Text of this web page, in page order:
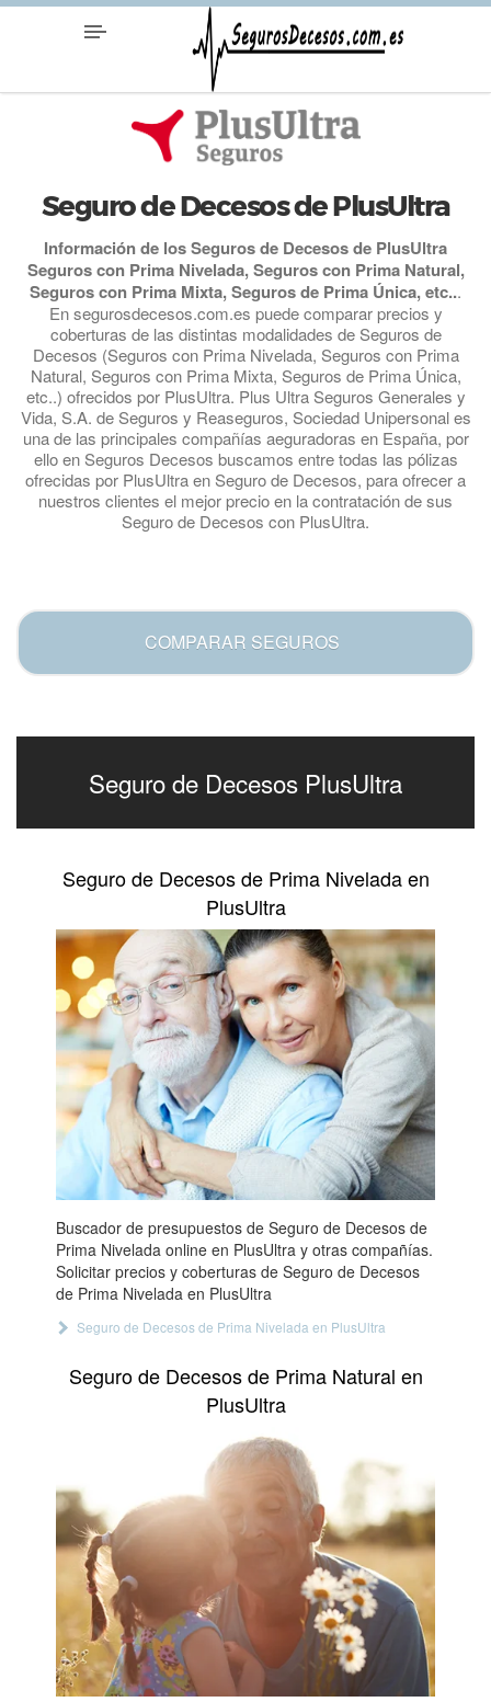
Seguro de Decesos de PlusUltra
Información de los Seguros de Decesos de PlusUltra
Seguros con Prima Nivelada, Seguros con Prima Natural,
Seguros con Prima Mixta, Seguros de Prima Única, etc...
En segurosdecesos.com.es puede comparar precios y
coberturas de las distintas modalidades de Seguros de
Decesos (Seguros con Prima Nivelada, Seguros con Prima
Natural, Seguros con Prima Mixta, Seguros de Prima Única,
etc..) ofrecidos por PlusUltra. Plus Ultra Seguros Generales y
Vida, S.A. de Seguros y Reaseguros, Sociedad Unipersonal es
una de las principales compañías aeguradoras en España, por
ello en Seguros Decesos buscamos entre todas las pólizas
ofrecidas por PlusUltra en Seguro de Decesos, para ofrecer a
nuestros clientes el mejor precio en la contratación de sus
Seguro de Decesos con PlusUltra.
COMPARAR SEGUROS
Seguro de Decesos PlusUltra
Seguro de Decesos de Prima Nivelada en
PlusUltra
Buscador de presupuestos de Seguro de Decesos de
Prima Nivelada online en PlusUltra y otras compañías.
Solicitar precios y coberturas de Seguro de Decesos
de Prima Nivelada en PlusUltra
Seguro de Decesos de Prima Nivelada en PlusUltra
Seguro de Decesos de Prima Natural en
PlusUltra